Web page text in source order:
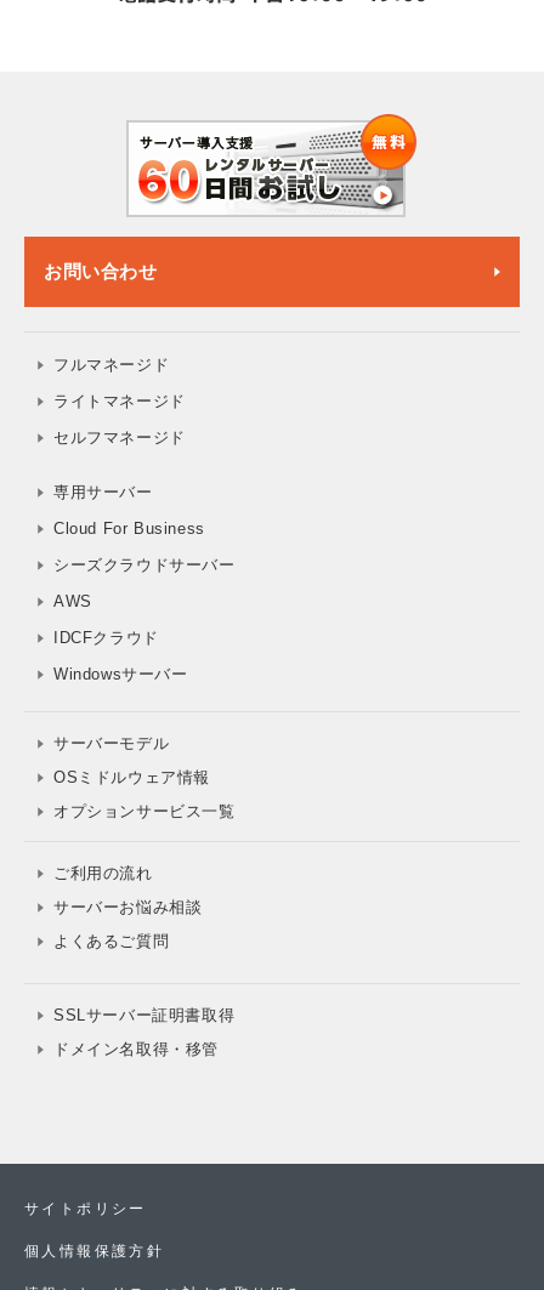
お問い合わせ
フルマネージド
ライトマネージド
セルフマネージド
専用サーバー
Cloud For Business
シーズクラウドサーバー
AWS
IDCFクラウド
Windowsサーバー
サーバーモデル
OSミドルウェア情報
オプションサービス一覧
ご利用の流れ
サーバーお悩み相談
よくあるご質問
SSLサーバー証明書取得
ドメイン名取得・移管
サイトポリシー
個人情報保護方針